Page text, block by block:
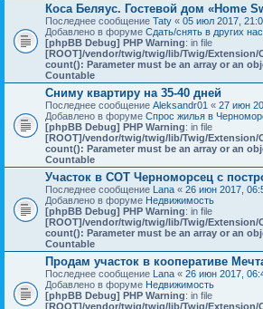
Коса Беляус. Гостевой дом «Home
Последнее сообщение Taty « 05 июл 2017,
Добавлено в форуме Сдать/снять в других
[phpBB Debug] PHP Warning: in file
[ROOT]/vendor/twig/twig/lib/Twig/Extension/
count(): Parameter must be an array or an
Countable
Сниму квартиру на 35-40 дней
Последнее сообщение Aleksandr01 « 27 июн
Добавлено в форуме Спрос жилья в
[phpBB Debug] PHP Warning: in file
[ROOT]/vendor/twig/twig/lib/Twig/Extension/
count(): Parameter must be an array or an
Countable
Участок в СОТ Черноморсец с
Последнее сообщение Lana « 26 июн 2017,
Добавлено в форуме Недвижимость
[phpBB Debug] PHP Warning: in file
[ROOT]/vendor/twig/twig/lib/Twig/Extension/
count(): Parameter must be an array or an
Countable
Продам участок в кооперативе
Последнее сообщение Lana « 26 июн 2017,
Добавлено в форуме Недвижимость
[phpBB Debug] PHP Warning: in file
[ROOT]/vendor/twig/twig/lib/Twig/Extension/